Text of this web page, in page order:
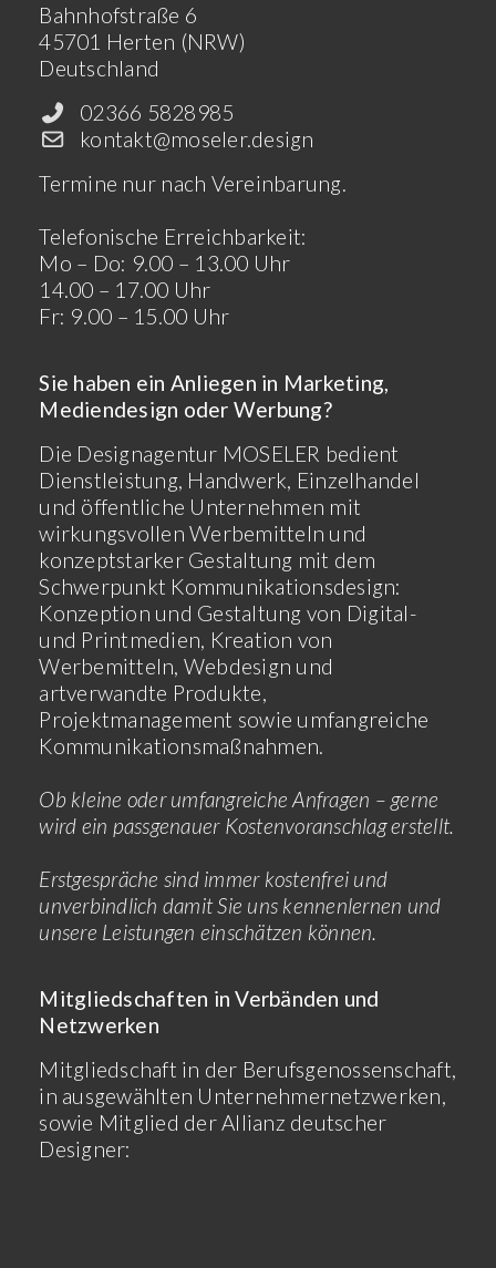
Bahnhofstraße 6
45701 Herten (NRW)
Deutschland
02366 5828985
kontakt@moseler.design
Termine nur nach Vereinbarung.
Telefonische Erreichbarkeit:
Mo – Do: 9.00 – 13.00 Uhr
14.00 – 17.00 Uhr
Fr: 9.00 – 15.00 Uhr
Sie haben ein Anliegen in Marketing,
Mediendesign oder Werbung?
Die Designagentur MOSELER bedient
Dienstleistung, Handwerk, Einzelhandel
und öffentliche Unternehmen mit
wirkungsvollen Werbemitteln und
konzeptstarker Gestaltung mit dem
Schwerpunkt Kommunikationsdesign:
Konzeption und Gestaltung von Digital-
und Printmedien, Kreation von
Werbemitteln, Webdesign und
artverwandte Produkte,
Projektmanagement sowie umfangreiche
Kommunikationsmaßnahmen.
Ob kleine oder umfangreiche Anfragen – gerne
wird ein passgenauer Kostenvoranschlag erstellt.
Erstgespräche sind immer kostenfrei und
unverbindlich damit Sie uns kennenlernen und
unsere Leistungen einschätzen können.
Mitgliedschaften in Verbänden und
Netzwerken
Mitgliedschaft in der Berufsgenossenschaft,
in ausgewählten Unternehmernetzwerken,
sowie Mitglied der Allianz deutscher
Designer: